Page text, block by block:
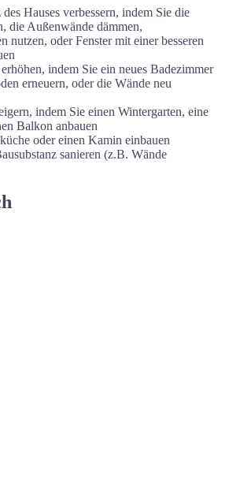
Hauses verbessern, indem Sie die
die Außenwände dämmen,
nutzen, oder Fenster mit einer besseren
indem Sie ein neues Badezimmer
erneuern, oder die Wände neu
indem Sie einen Wintergarten, eine
Balkon anbauen
oder einen Kamin einbauen
sanieren (z.B. Wände